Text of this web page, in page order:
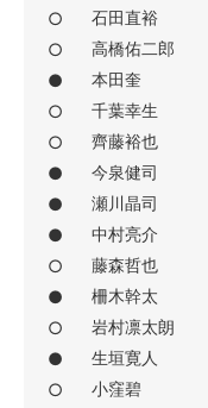
○
石田直裕
○
高橋佑二郎
●
本田奎
○
千葉幸生
○
齊藤裕也
●
今泉健司
●
瀬川晶司
●
中村亮介
○
藤森哲也
●
柵木幹太
○
岩村凛太朗
●
生垣寛人
○
小窪碧